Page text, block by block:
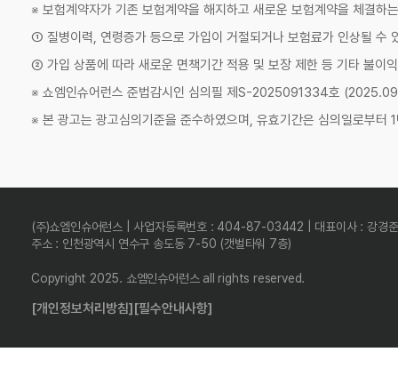
※ 보험계약자가 기존 보험계약을 해지하고 새로운 보험계약을 체결하
① 질병이력, 연령증가 등으로 가입이 거절되거나 보험료가 인상될 수
② 가입 상품에 따라 새로운 면책기간 적용 및 보장 제한 등 기타 불이
※ 쇼엠인슈어런스 준법감시인 심의필 제S-2025091334호
※ 본 광고는 광고심의기준을 준수하였으며, 유효기간은 심의일로부터
(주)쇼엠인슈어런스 | 사업자등록번호 : 404-87-03442 | 대표이사 : 강경준
주소 : 인천광역시 연수구 송도동 7-50 (갯벌타워 7층)
Copyright 2025. 쇼엠인슈어런스 all rights reserved.
[개인정보처리방침][필수안내사항]